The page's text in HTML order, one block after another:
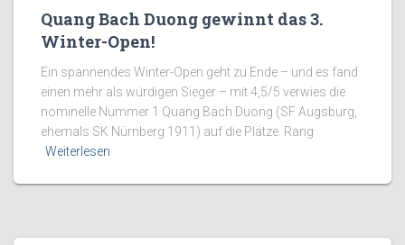
Quang Bach Duong gewinnt das 3.
Winter-Open!
Ein spannendes Winter-Open geht zu Ende – und es fand
einen mehr als würdigen Sieger – mit 4,5/5 verwies die
nominelle Nummer 1 Quang Bach Duong (SF Augsburg,
ehemals SK Nürnberg 1911) auf die Plätze. Rang
Weiterlesen